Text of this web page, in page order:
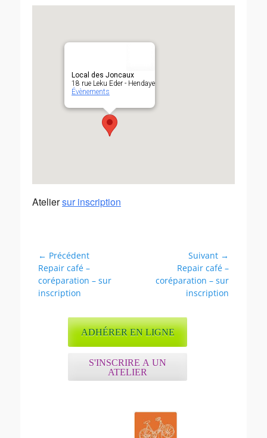
Local des Joncaux
18 rue Leku Eder - Hendaye
Évènements
Ateliersur inscription
Navigation
de
l’article
← Précédent
Article
précédent :
Repair café –
coréparation – sur
inscription
Suivant →
suivant :
Repair café –
coréparation – sur
inscription
ADHÉRER EN LIGNE
S'INSCRIRE A UN
ATELIER